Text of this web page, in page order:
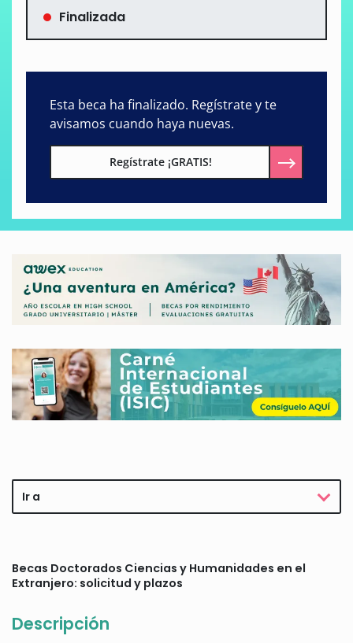
Finalizada
Esta beca ha finalizado. Regístrate y te
avisamos cuando haya nuevas.
Regístrate ¡GRATIS!
Ir a
Becas Doctorados Ciencias y Humanidades en el
Extranjero: solicitud y plazos
Descripción